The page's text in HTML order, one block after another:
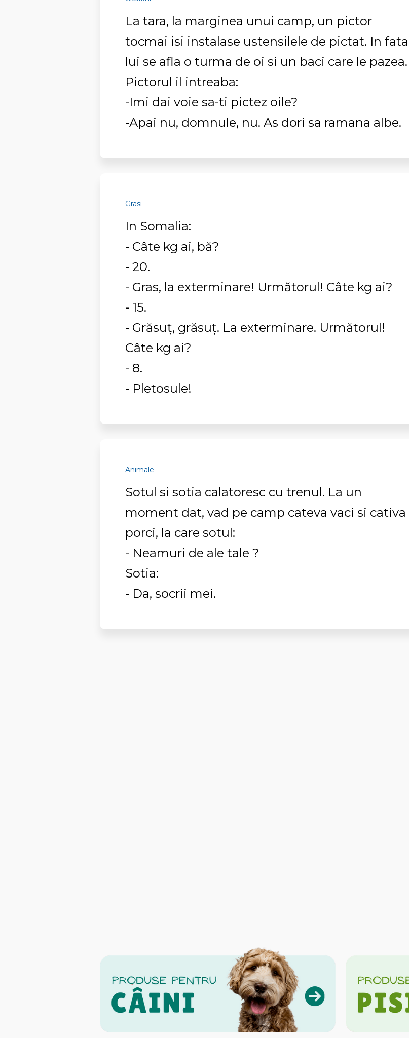
La tara, la marginea unui camp, un pictor
tocmai isi instalase ustensilele de pictat. In fata
lui se afla o turma de oi si un baci care le pazea.
Pictorul il intreaba:
-Imi dai voie sa-ti pictez oile?
-Apai nu, domnule, nu. As dori sa ramana albe.
Grasi
In Somalia:
- Câte kg ai, bă?
- 20.
- Gras, la exterminare! Următorul! Câte kg ai?
- 15.
- Grăsuţ, grăsuţ. La exterminare. Următorul!
Câte kg ai?
- 8.
- Pletosule!
Animale
Sotul si sotia calatoresc cu trenul. La un
moment dat, vad pe camp cateva vaci si cativa
porci, la care sotul:
- Neamuri de ale tale ?
Sotia:
- Da, socrii mei.